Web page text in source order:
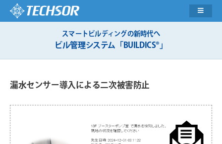
スマートビルディングの新時代へ
ビル管理システム「BUILDICS®」
漏水センサー導入による二次被害防止